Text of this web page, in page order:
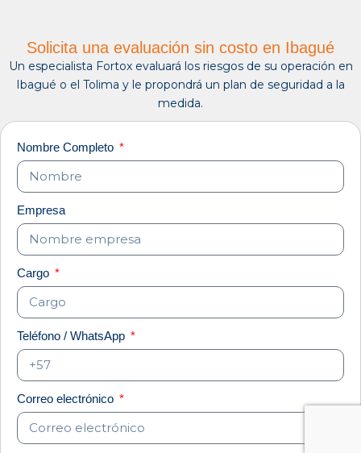
Solicita una evaluación sin costo en Ibagué
Un especialista Fortox evaluará los riesgos de su operación en
Ibagué o el Tolima y le propondrá un plan de seguridad a la
medida.
Nombre Completo
Empresa
Cargo
Teléfono / WhatsApp
Correo electrónico